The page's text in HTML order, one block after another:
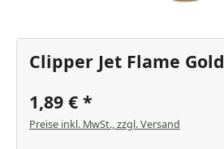
Clipper Jet Flame Gold
1,89 €
Preise inkl. MwSt., zzgl. Versand